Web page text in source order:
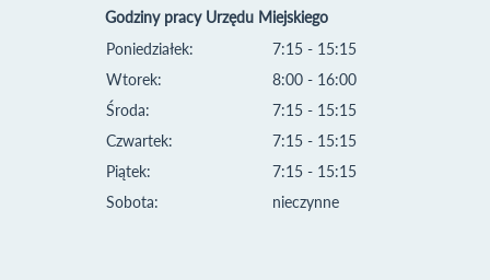
Godziny pracy Urzędu Miejskiego
Poniedziałek:
Wtorek:
Środa:
Czwartek:
Piątek:
Sobota:
7:15 - 15:15
8:00 - 16:00
7:15 - 15:15
7:15 - 15:15
7:15 - 15:15
nieczynne